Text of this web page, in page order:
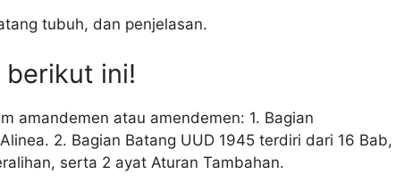
tubuh, dan penjelasan.
berikut ini!
amandemen atau amendemen: 1. Bagian
2. Bagian Batang UUD 1945 terdiri dari 16 Bab,
serta 2 ayat Aturan Tambahan.